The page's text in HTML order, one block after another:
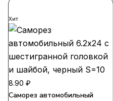
Хит
8.90 ₽
Саморез автомобильный